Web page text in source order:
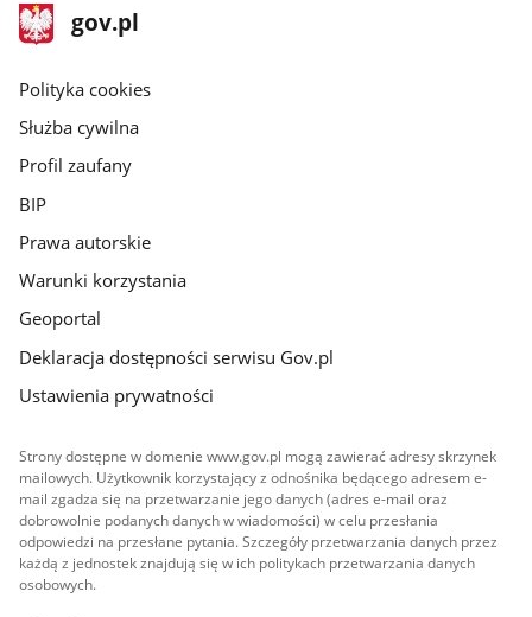
stopka
gov.pl
Strona
gov.pl
gov.pl
Polityka cookies
Służba cywilna
Profil zaufany
BIP
Prawa autorskie
Warunki korzystania
Geoportal
Deklaracja dostępności serwisu Gov.pl
Ustawienia prywatności
Strony dostępne w domenie www.gov.pl mogą zawierać adresy skrzynek
mailowych. Użytkownik korzystający z odnośnika będącego adresem e-
mail zgadza się na przetwarzanie jego danych (adres e-mail oraz
dobrowolnie podanych danych w wiadomości) w celu przesłania
odpowiedzi na przesłane pytania. Szczegóły przetwarzania danych przez
każdą z jednostek znajdują się w ich politykach przetwarzania danych
osobowych.